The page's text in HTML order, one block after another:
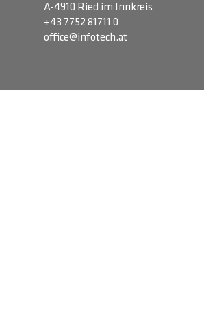
A-4910 Ried im Innkreis
+43 7752 81711 0
office@infotech.at